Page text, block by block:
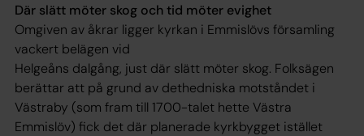
Där slätt möter skog och tid möter evighet
Omgiven av åkrar ligger kyrkan i Emmislövs församling
vackert belägen vid
Helgeåns dalgång, just där slätt möter skog. Folksägen
berättar att på grund av dethedniska motståndet i
Västraby (som fram till 1700-talet hette Västra
Emmislöv) fick det där planerade kyrkbygget istället